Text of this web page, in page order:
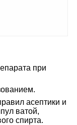
при
асептики и
ватой,
спирта.